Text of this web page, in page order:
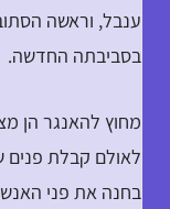
ענבל, וראשה
בסביבתה החדשה.
מחוץ להאנגר הן
לאולם קבלת פנים
בחנה את פני